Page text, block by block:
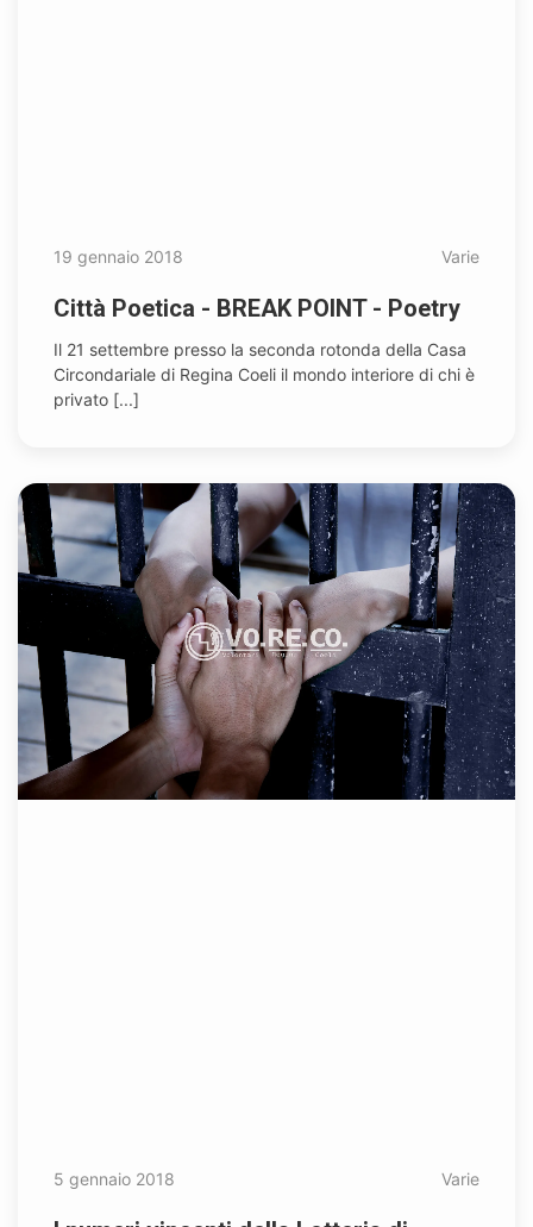
19 gennaio 2018 Varie
Città Poetica - BREAK POINT - Poetry
Il 21 settembre presso la seconda rotonda della Casa
Circondariale di Regina Coeli il mondo interiore di chi è
privato [...]
5 gennaio 2018 Varie